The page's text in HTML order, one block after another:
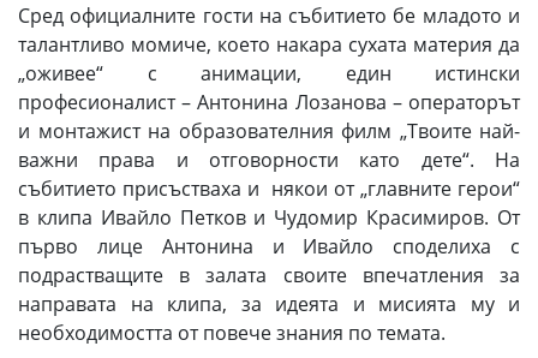
Сред официалните гости на събитието бе младото и
талантливо момиче, което накара сухата материя да
„оживее“ с анимации, един истински
професионалист – Антонина Лозанова – операторът
и монтажист на образователния филм „Твоите най-
важни права и отговорности като дете“. На
събитието присъстваха и някои от „главните герои“
в клипа Ивайло Петков и Чудомир Красимиров. От
първо лице Антонина и Ивайло споделиха с
подрастващите в залата своите впечатления за
направата на клипа, за идеята и мисията му и
необходимостта от повече знания по темата.